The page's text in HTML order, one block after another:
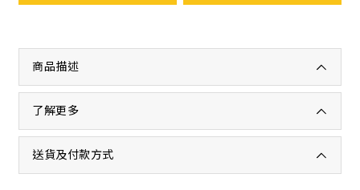
商品描述
了解更多
送貨及付款方式